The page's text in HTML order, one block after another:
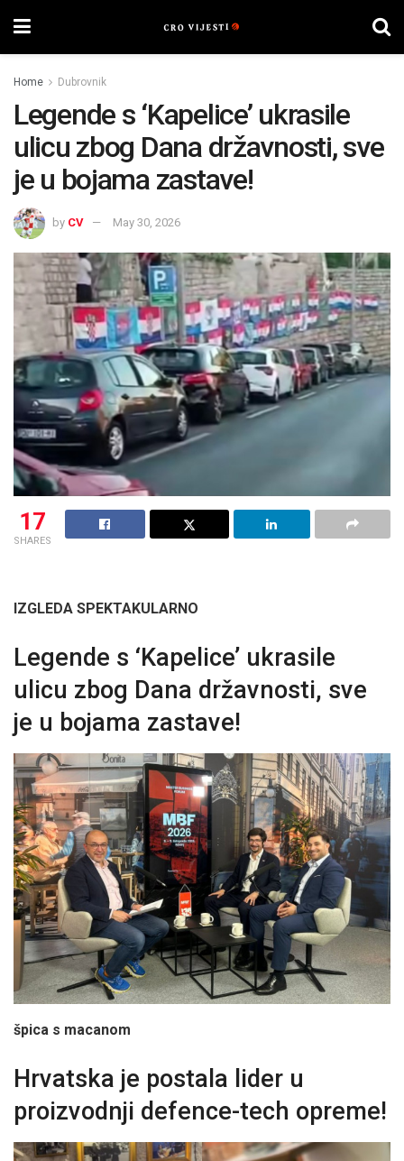
Home Dubrovnik
Legende s ‘Kapelice’ ukrasile
ulicu zbog Dana državnosti, sve
je u bojama zastave!
by CV May 30, 2026
17
SHARES
IZGLEDA SPEKTAKULARNO
Legende s ‘Kapelice’ ukrasile
ulicu zbog Dana državnosti, sve
je u bojama zastave!
špica s macanom
Hrvatska je postala lider u
proizvodnji defence-tech opreme!